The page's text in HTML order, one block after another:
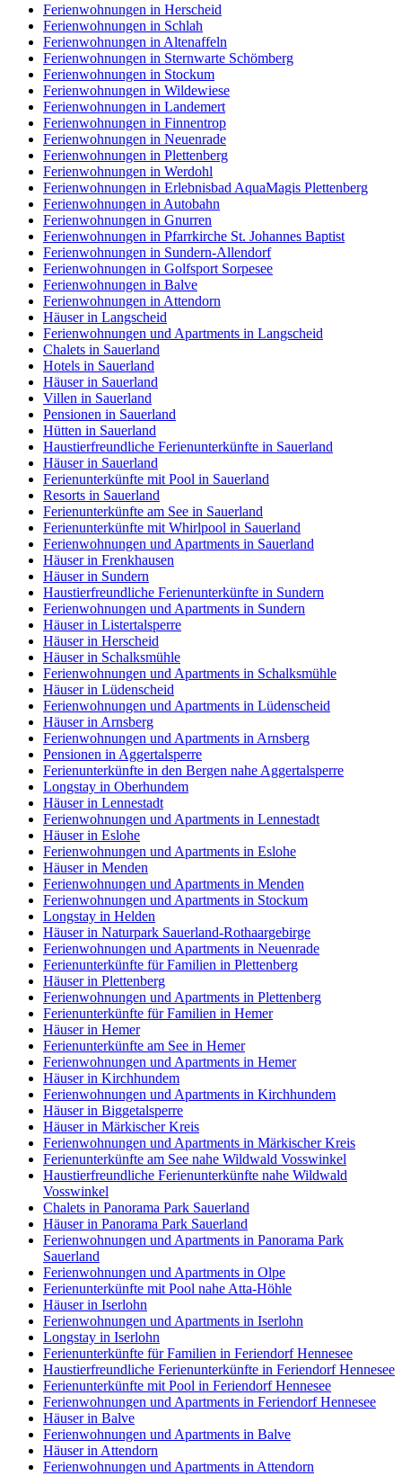
Ferienwohnungen in Herscheid
Ferienwohnungen in Schlah
Ferienwohnungen in Altenaffeln
Ferienwohnungen in Sternwarte Schömberg
Ferienwohnungen in Stockum
Ferienwohnungen in Wildewiese
Ferienwohnungen in Landemert
Ferienwohnungen in Finnentrop
Ferienwohnungen in Neuenrade
Ferienwohnungen in Plettenberg
Ferienwohnungen in Werdohl
Ferienwohnungen in Erlebnisbad AquaMagis Plettenberg
Ferienwohnungen in Autobahn
Ferienwohnungen in Gnurren
Ferienwohnungen in Pfarrkirche St. Johannes Baptist
Ferienwohnungen in Sundern-Allendorf
Ferienwohnungen in Golfsport Sorpesee
Ferienwohnungen in Balve
Ferienwohnungen in Attendorn
Häuser in Langscheid
Ferienwohnungen und Apartments in Langscheid
Chalets in Sauerland
Hotels in Sauerland
Häuser in Sauerland
Villen in Sauerland
Pensionen in Sauerland
Hütten in Sauerland
Haustierfreundliche Ferienunterkünfte in Sauerland
Häuser in Sauerland
Ferienunterkünfte mit Pool in Sauerland
Resorts in Sauerland
Ferienunterkünfte am See in Sauerland
Ferienunterkünfte mit Whirlpool in Sauerland
Ferienwohnungen und Apartments in Sauerland
Häuser in Frenkhausen
Häuser in Sundern
Haustierfreundliche Ferienunterkünfte in Sundern
Ferienwohnungen und Apartments in Sundern
Häuser in Listertalsperre
Häuser in Herscheid
Häuser in Schalksmühle
Ferienwohnungen und Apartments in Schalksmühle
Häuser in Lüdenscheid
Ferienwohnungen und Apartments in Lüdenscheid
Häuser in Arnsberg
Ferienwohnungen und Apartments in Arnsberg
Pensionen in Aggertalsperre
Ferienunterkünfte in den Bergen nahe Aggertalsperre
Longstay in Oberhundem
Häuser in Lennestadt
Ferienwohnungen und Apartments in Lennestadt
Häuser in Eslohe
Ferienwohnungen und Apartments in Eslohe
Häuser in Menden
Ferienwohnungen und Apartments in Menden
Ferienwohnungen und Apartments in Stockum
Longstay in Helden
Häuser in Naturpark Sauerland-Rothaargebirge
Ferienwohnungen und Apartments in Neuenrade
Ferienunterkünfte für Familien in Plettenberg
Häuser in Plettenberg
Ferienwohnungen und Apartments in Plettenberg
Ferienunterkünfte für Familien in Hemer
Häuser in Hemer
Ferienunterkünfte am See in Hemer
Ferienwohnungen und Apartments in Hemer
Häuser in Kirchhundem
Ferienwohnungen und Apartments in Kirchhundem
Häuser in Biggetalsperre
Häuser in Märkischer Kreis
Ferienwohnungen und Apartments in Märkischer Kreis
Ferienunterkünfte am See nahe Wildwald Vosswinkel
Haustierfreundliche Ferienunterkünfte nahe Wildwald
Vosswinkel
Chalets in Panorama Park Sauerland
Häuser in Panorama Park Sauerland
Ferienwohnungen und Apartments in Panorama Park
Sauerland
Ferienwohnungen und Apartments in Olpe
Ferienunterkünfte mit Pool nahe Atta-Höhle
Häuser in Iserlohn
Ferienwohnungen und Apartments in Iserlohn
Longstay in Iserlohn
Ferienunterkünfte für Familien in Feriendorf Hennesee
Haustierfreundliche Ferienunterkünfte in Feriendorf Hennesee
Ferienunterkünfte mit Pool in Feriendorf Hennesee
Ferienwohnungen und Apartments in Feriendorf Hennesee
Häuser in Balve
Ferienwohnungen und Apartments in Balve
Häuser in Attendorn
Ferienwohnungen und Apartments in Attendorn